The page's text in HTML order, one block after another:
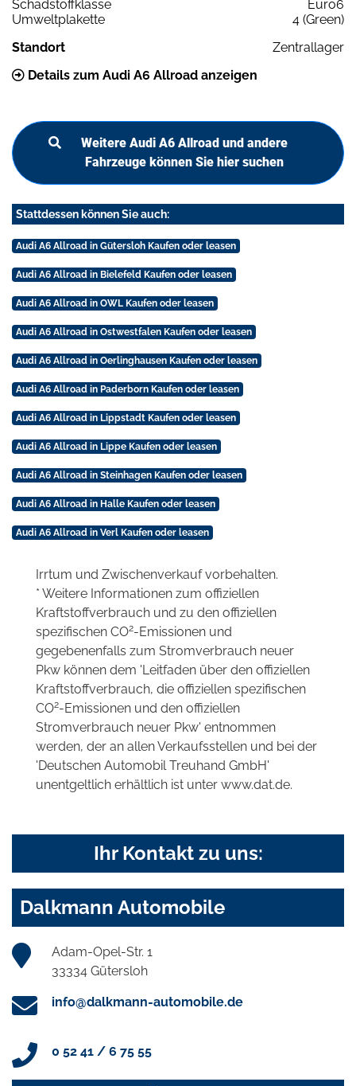
Schadstoffklasse
Euro6
Umweltplakette
4 (Green)
Standort
Zentrallager
Details zum Audi A6 Allroad anzeigen
Weitere Audi A6 Allroad und andere
Fahrzeuge können Sie hier suchen
Stattdessen können Sie auch:
Audi A6 Allroad in Gütersloh Kaufen oder leasen
Audi A6 Allroad in Bielefeld Kaufen oder leasen
Audi A6 Allroad in OWL Kaufen oder leasen
Audi A6 Allroad in Ostwestfalen Kaufen oder leasen
Audi A6 Allroad in Oerlinghausen Kaufen oder leasen
Audi A6 Allroad in Paderborn Kaufen oder leasen
Audi A6 Allroad in Lippstadt Kaufen oder leasen
Audi A6 Allroad in Lippe Kaufen oder leasen
Audi A6 Allroad in Steinhagen Kaufen oder leasen
Audi A6 Allroad in Halle Kaufen oder leasen
Audi A6 Allroad in Verl Kaufen oder leasen
Irrtum und Zwischenverkauf vorbehalten.
* Weitere Informationen zum offiziellen
Kraftstoffverbrauch und zu den offiziellen
spezifischen CO2-Emissionen und
gegebenenfalls zum Stromverbrauch neuer
Pkw können dem 'Leitfaden über den offiziellen
Kraftstoffverbrauch, die offiziellen spezifischen
CO2-Emissionen und den offiziellen
Stromverbrauch neuer Pkw' entnommen
werden, der an allen Verkaufsstellen und bei der
'Deutschen Automobil Treuhand GmbH'
unentgeltlich erhältlich ist unter www.dat.de.
Ihr Kontakt zu uns:
Dalkmann Automobile
Adam-Opel-Str. 1
33334 Gütersloh
info@dalkmann-automobile.de
0 52 41 / 6 75 55